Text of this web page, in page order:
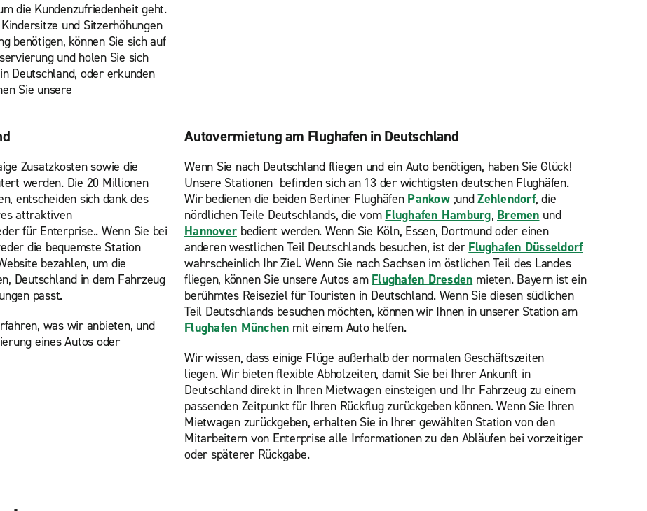
die Kundenzufriedenheit geht.
und Sitzerhöhungen
benötigen, können Sie sich auf
und holen Sie sich
Deutschland, oder erkunden
Sie unsere
Zusatzkosten sowie die
werden. Die 20 Millionen
entscheiden sich dank des
attraktiven
für Enterprise.. Wenn Sie bei
die bequemste Station
bezahlen, um die
Deutschland in dem Fahrzeug
passt.
was wir anbieten, und
eines Autos oder
Autovermietung am Flughafen in Deutschland
Wenn Sie nach Deutschland fliegen und ein Auto benötigen, haben Sie Glück!
Unsere Stationen befinden sich an 13 der wichtigsten deutschen Flughäfen.
Wir bedienen die beiden Berliner Flughäfen Pankow;undZehlendorf, die
nördlichen Teile Deutschlands, die vom Flughafen Hamburg, Bremen und
Hannoverbedient werden. Wenn Sie Köln, Essen, Dortmund oder einen
anderen westlichen Teil Deutschlands besuchen, ist der Flughafen Düsseldorf
wahrscheinlich Ihr Ziel. Wenn Sie nach Sachsen im östlichen Teil des Landes
fliegen, können Sie unsere Autos am Flughafen Dresden mieten. Bayern ist ein
berühmtes Reiseziel für Touristen in Deutschland. Wenn Sie diesen südlichen
Teil Deutschlands besuchen möchten, können wir Ihnen in unserer Station am
Flughafen München mit einem Auto helfen.
Wir wissen, dass einige Flüge außerhalb der normalen Geschäftszeiten
liegen. Wir bieten flexible Abholzeiten, damit Sie bei Ihrer Ankunft in
Deutschland direkt in Ihren Mietwagen einsteigen und Ihr Fahrzeug zu einem
passenden Zeitpunkt für Ihren Rückflug zurückgeben können. Wenn Sie Ihren
Mietwagen zurückgeben, erhalten Sie in Ihrer gewählten Station von den
Mitarbeitern von Enterprise alle Informationen zu den Abläufen bei vorzeitiger
oder späterer Rückgabe.